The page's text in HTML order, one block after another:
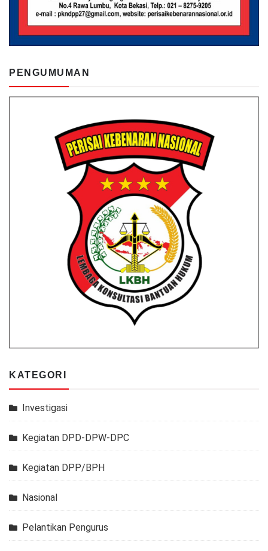
PENGUMUMAN
KATEGORI
Investigasi
Kegiatan DPD-DPW-DPC
Kegiatan DPP/BPH
Nasional
Pelantikan Pengurus